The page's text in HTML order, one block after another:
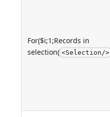
For($i;1;Records in
selection( <Selection/>